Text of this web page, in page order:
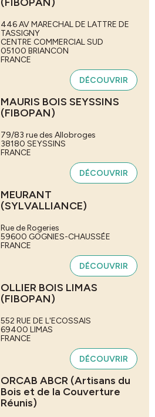
446 AV MARECHAL DE LATTRE DE
TASSIGNY
CENTRE COMMERCIAL SUD
05100 BRIANCON
FRANCE
DÉCOUVRIR
MAURIS BOIS SEYSSINS
(FIBOPAN)
79/83 rue des Allobroges
38180 SEYSSINS
FRANCE
DÉCOUVRIR
MEURANT
(SYLVALLIANCE)
Rue de Rogeries
59600 GOGNIES-CHAUSSÉE
FRANCE
DÉCOUVRIR
OLLIER BOIS LIMAS
(FIBOPAN)
552 RUE DE L'ECOSSAIS
69400 LIMAS
FRANCE
DÉCOUVRIR
ORCAB ABCR (Artisans du
Bois et de la Couverture
Réunis)